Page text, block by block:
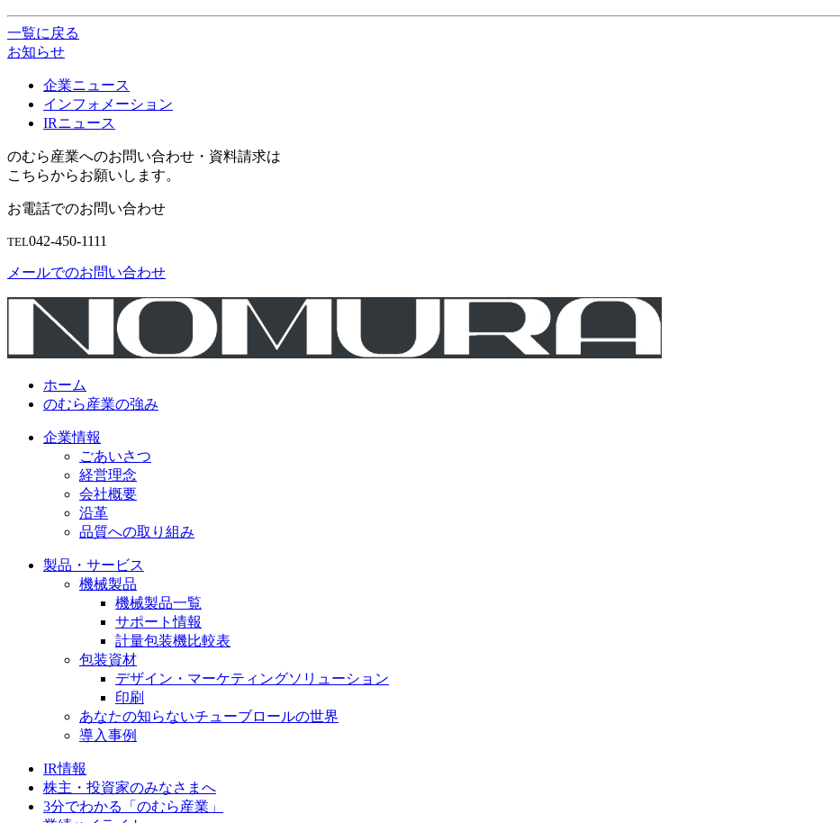
一覧に戻る
お知らせ
企業ニュース
インフォメーション
IRニュース
のむら産業へのお問い合わせ・資料請求は
こちらからお願いします。
お電話でのお問い合わせ
TEL042-450-1111
メールでのお問い合わせ
ホーム
のむら産業の強み
企業情報
ごあいさつ
経営理念
会社概要
沿革
品質への取り組み
製品・サービス
機械製品
機械製品一覧
サポート情報
計量包装機比較表
包装資材
デザイン・マーケティングソリューション
印刷
あなたの知らないチューブロールの世界
導入事例
IR情報
株主・投資家のみなさまへ
3分でわかる「のむら産業」